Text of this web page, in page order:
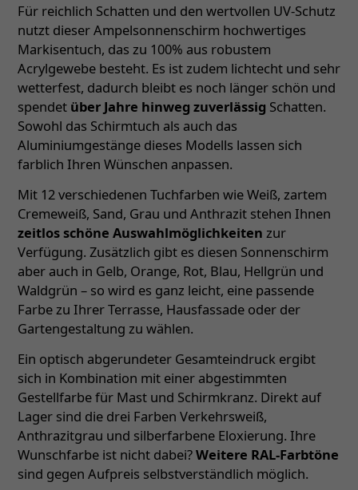
Für reichlich Schatten und den wertvollen UV-Schutz
nutzt dieser Ampelsonnenschirm hochwertiges
Markisentuch, das zu 100% aus robustem
Acrylgewebe besteht. Es ist zudem lichtecht und sehr
wetterfest, dadurch bleibt es noch länger schön und
spendet über Jahre hinweg zuverlässig Schatten.
Sowohl das Schirmtuch als auch das
Aluminiumgestänge dieses Modells lassen sich
farblich Ihren Wünschen anpassen.
Mit 12 verschiedenen Tuchfarben wie Weiß, zartem
Cremeweiß, Sand, Grau und Anthrazit stehen Ihnen
zeitlos schöne Auswahlmöglichkeiten zur
Verfügung. Zusätzlich gibt es diesen Sonnenschirm
aber auch in Gelb, Orange, Rot, Blau, Hellgrün und
Waldgrün – so wird es ganz leicht, eine passende
Farbe zu Ihrer Terrasse, Hausfassade oder der
Gartengestaltung zu wählen.
Ein optisch abgerundeter Gesamteindruck ergibt
sich in Kombination mit einer abgestimmten
Gestellfarbe für Mast und Schirmkranz. Direkt auf
Lager sind die drei Farben Verkehrsweiß,
Anthrazitgrau und silberfarbene Eloxierung. Ihre
Wunschfarbe ist nicht dabei?Weitere RAL-Farbtöne
sind gegen Aufpreis selbstverständlich möglich.